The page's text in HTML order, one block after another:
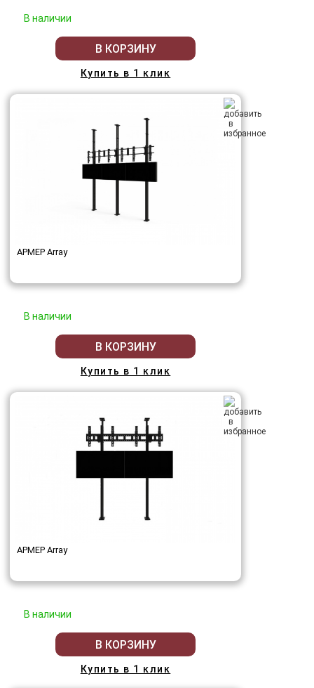
В наличии
В КОРЗИНУ
Купить в 1 клик
АРМЕР Array
В наличии
В КОРЗИНУ
Купить в 1 клик
АРМЕР Array
В наличии
В КОРЗИНУ
Купить в 1 клик